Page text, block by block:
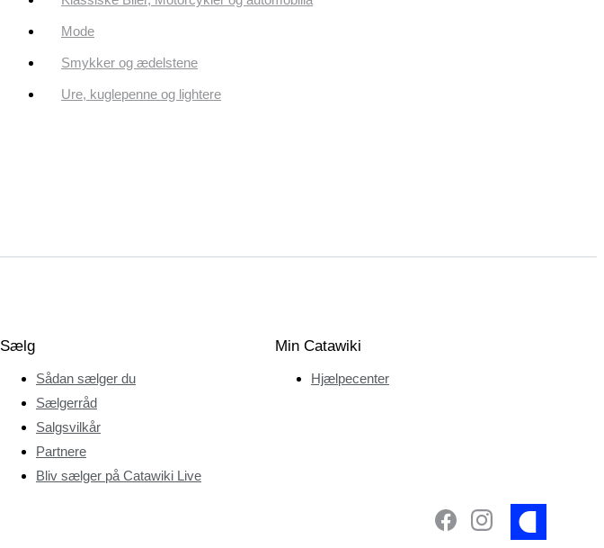
Mode
Smykker og ædelstene
Ure, kuglepenne og lightere
Sælg
Sådan sælger du
Sælgerråd
Salgsvilkår
Partnere
Bliv sælger på Catawiki Live
Min Catawiki
Hjælpecenter